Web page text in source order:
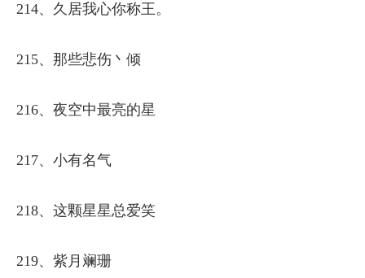
214、久居我心你称王。
215、那些悲伤丶倾
216、夜空中最亮的星
217、小有名气
218、这颗星星总爱笑
219、紫月斓珊